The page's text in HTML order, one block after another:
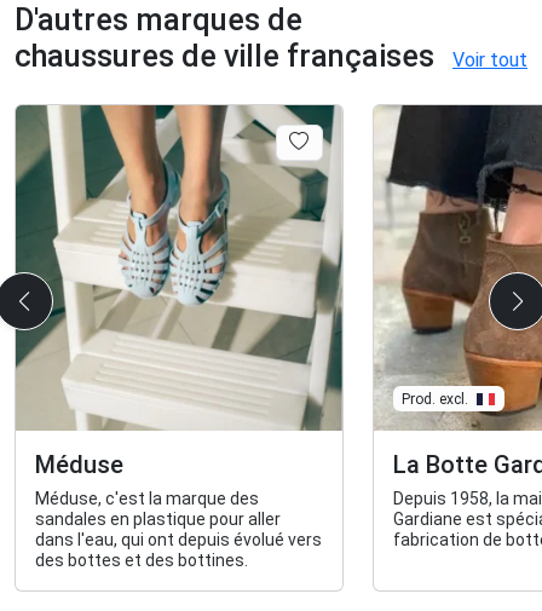
D'autres marques de
chaussures de ville françaises
Voir tout
Méduse
Méduse, c'est la marque des
sandales en plastique pour aller
dans l'eau, qui ont depuis évolué vers
des bottes et des bottines.
Prod. excl.
La Botte
Depuis 1958, la
Gardiane est
fabrication de